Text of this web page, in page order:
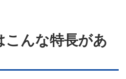
こんな特長があ